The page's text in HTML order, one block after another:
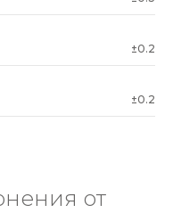
±0.2
±0.2
от